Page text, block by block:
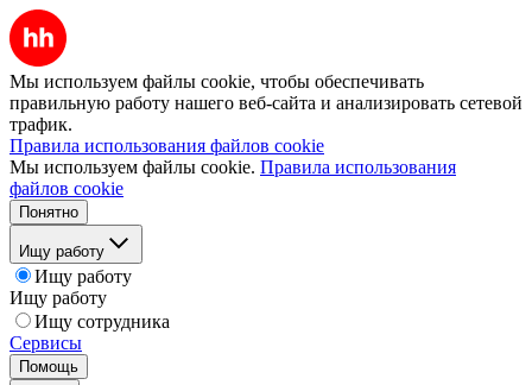
Мы используем файлы cookie, чтобы обеспечивать
правильную работу нашего веб-сайта и анализировать сетевой
трафик.
Правила использования файлов cookie
Мы используем файлы cookie. Правила использования
файлов cookie
Понятно
Ищу работу
Ищу работу
Ищу работу
Ищу сотрудника
Сервисы
Помощь